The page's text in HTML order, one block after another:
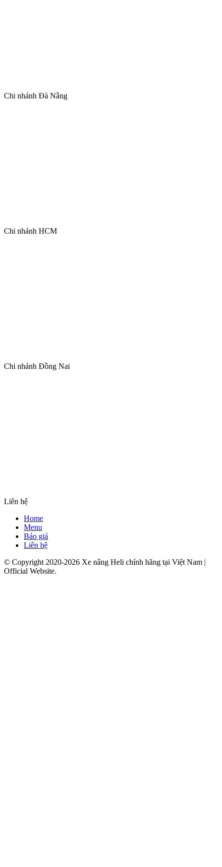
Chi nhánh Đà Nẵng
Chi nhánh HCM
Chi nhánh Đồng Nai
Liên hệ
Home
Menu
Báo giá
Liên hệ
© Copyright 2020-2026 Xe nâng Heli chính hãng tại Việt Nam |
Official Website.